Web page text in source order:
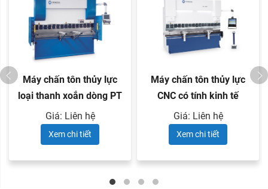
Máy chấn tôn thủy lực
loại thanh xoắn dòng PT
...
Giá: Liên hệ
Xem chi tiết
Máy chấn tôn thủy lực
CNC có tính kinh tế
dòng ...
Giá: Liên hệ
Xem chi tiết